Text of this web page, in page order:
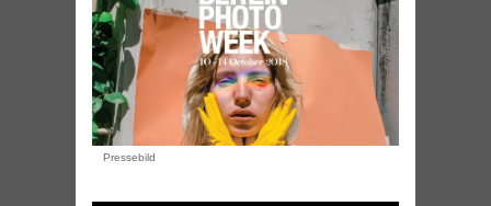
Pressebild